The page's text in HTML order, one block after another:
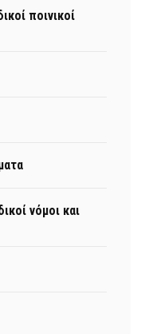
ποινικοί
νόμοι και